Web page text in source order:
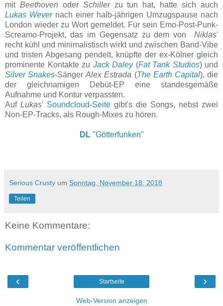
mit Beethoven oder Schillerzu tun hat, hatte sich auch
Lukas Wevernach einer halb-jährigen Umzugspause nach
London wieder zu Wort gemeldet. Für sein Emo-Post-Punk-
Screamo-Projekt, das im Gegensatz zu dem von Niklas'
recht kühl und minimalistisch wirkt und zwischen Band-Vibe
und tristen Abgesang pendelt, knüpfte der ex-Kölner gleich
prominente Kontakte zu Jack Daley(Fat Tank Studios) und
Silver Snakes-SängerAlex Estrada (The Earth Capital), die
der gleichnamigen Debüt-EP eine standesgemäße
Aufnahme und Kontur verpassten.
Auf Lukas' Soundcloud-Seite gibt's die Songs, nebst zwei
Non-EP-Tracks, als Rough-Mixes zu hören.
DL"Götterfunken"
Serious Crusty um Sonntag, November 18, 2018
Teilen
Keine Kommentare:
Kommentar veröffentlichen
‹ ›
Startseite
Web-Version anzeigen